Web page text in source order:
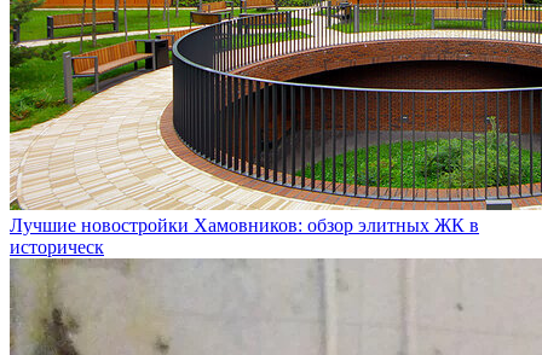
Лучшие новостройки Хамовников: обзор элитных ЖК в
историческ